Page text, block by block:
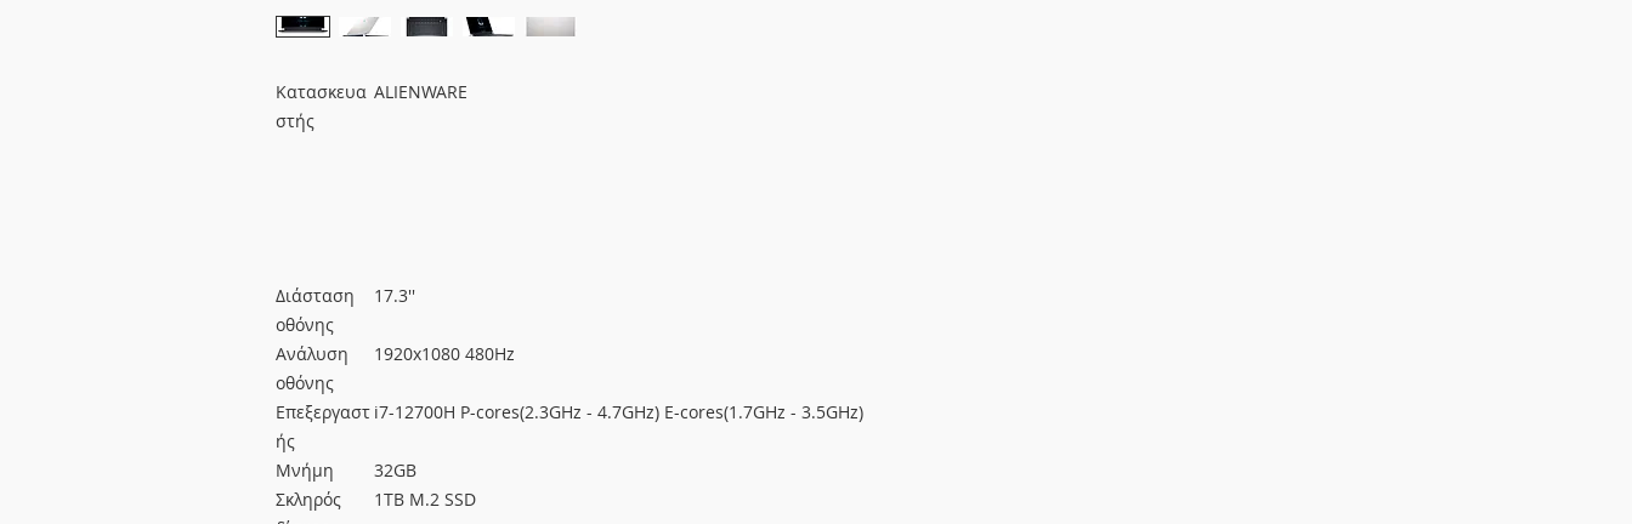
Κατασκευα
στής
ALIENWARE
Διάσταση
οθόνης
17.3''
Ανάλυση
οθόνης
1920x1080 480Hz
Επεξεργαστ
ής
i7-12700H P-cores(2.3GHz - 4.7GHz) E-cores(1.7GHz - 3.5GHz)
Μνήμη
32GB
Σκληρός
1TB M.2 SSD